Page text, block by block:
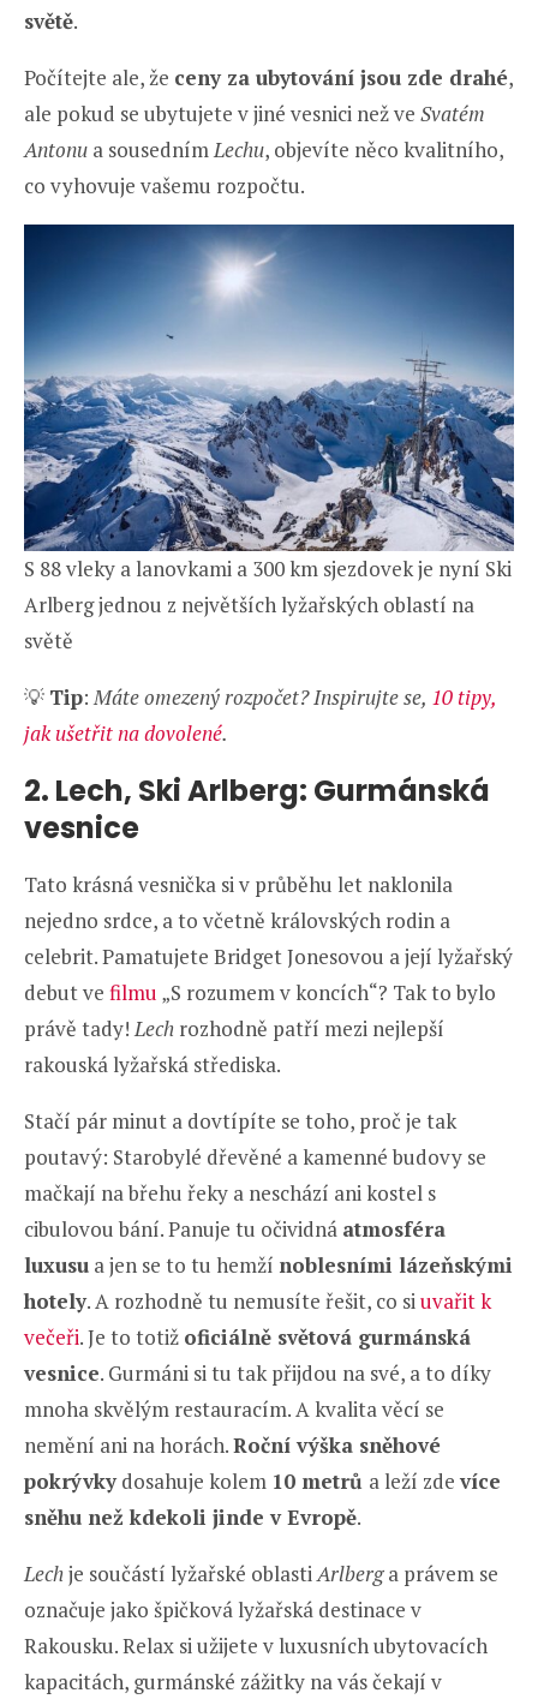
světě.
Počítejte ale, že ceny za ubytování jsou zde drahé,
ale pokud se ubytujete v jiné vesnici než ve Svatém
Antonu a sousednímLechu, objevíte něco kvalitního,
co vyhovuje vašemu rozpočtu.
S 88 vleky a lanovkami a 300 km sjezdovek je nyní Ski
Arlberg jednou z největších lyžařských oblastí na
světě
💡 Tip:Máte omezený rozpočet? Inspirujte se, 10 tipy,
jak ušetřit na dovolené.
2. Lech, Ski Arlberg: Gurmánská
vesnice
Tato krásná vesnička si v průběhu let naklonila
nejedno srdce, a to včetně královských rodin a
celebrit. Pamatujete Bridget Jonesovou a její lyžařský
debut ve filmu „S rozumem v koncích“? Tak to bylo
právě tady!Lech rozhodně patří mezi nejlepší
rakouská lyžařská střediska.
Stačí pár minut a dovtípíte se toho, proč je tak
poutavý: Starobylé dřevěné a kamenné budovy se
mačkají na břehu řeky a neschází ani kostel s
cibulovou bání. Panuje tu očividná atmosféra
luxusu a jen se to tu hemží noblesními lázeňskými
hotely. A rozhodně tu nemusíte řešit, co siuvařit k
večeři. Je to totiž oficiálně světová gurmánská
vesnice. Gurmáni si tu tak přijdou na své, a to díky
mnoha skvělým restauracím. A kvalita věcí se
nemění ani na horách.Roční výška sněhové
pokrývkydosahuje kolem 10 metrů a leží zde více
sněhu než kdekoli jinde v Evropě.
Lechje součástí lyžařské oblastiArlberga právem se
označuje jako špičková lyžařská destinace v
Rakousku. Relax si užijete v luxusních ubytovacích
kapacitách, gurmánské zážitky na vás čekají v